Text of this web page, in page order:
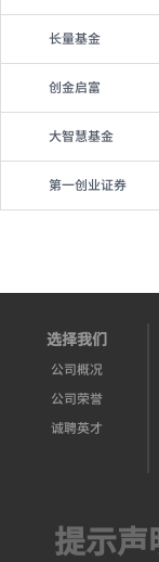
长量基金
创金启富
大智慧基金
第一创业证券
选择我们
公司概况
公司荣誉
诚聘英才
提示声